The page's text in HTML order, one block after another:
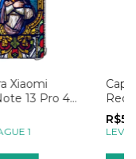
Xiaomi
13 Pro 4g
1
com
LEVE